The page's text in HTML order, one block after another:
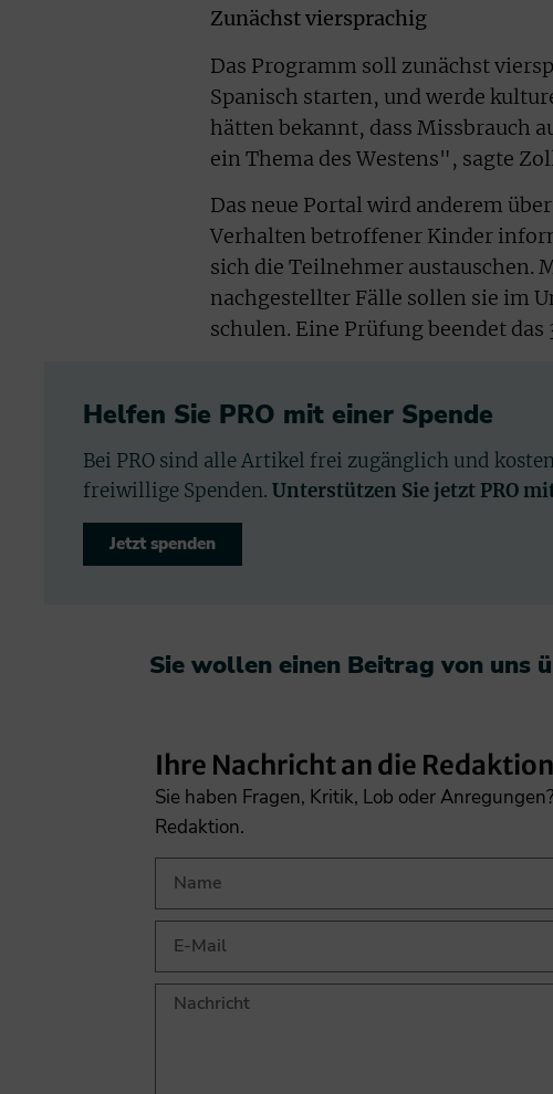
Zunächst viersprachig
Das Programm soll zunächst
Spanisch starten, und werde
hätten bekannt, dass Missbrauch
ein Thema des Westens", sagte
Das neue Portal wird anderem
Verhalten betroffener Kinder
sich die Teilnehmer austauschen.
nachgestellter Fälle sollen sie im
schulen. Eine Prüfung beendet
Helfen Sie PRO mit einer Spende
Bei PRO sind alle Artikel frei zugänglich und
freiwillige Spenden. Unterstützen Sie jetzt PRO
Jetzt spenden
Sie wollen einen Beitrag von uns
Ihre Nachricht an die Redaktion
Sie haben Fragen, Kritik, Lob oder
Redaktion.